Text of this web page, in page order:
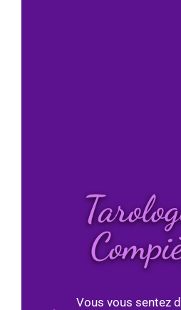
Vous vous sentez